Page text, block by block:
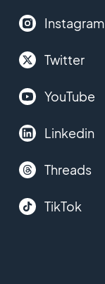
Instagram
Twitter
YouTube
Linkedin
Threads
TikTok